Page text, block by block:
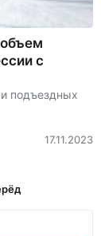
с
подъездных
17.11.2023